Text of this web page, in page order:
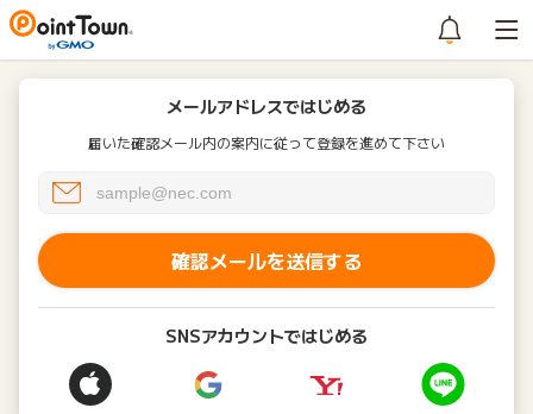
メールアドレスではじめる
届いた確認メール内の案内に従って登録を進めて下さい
確認メールを送信する
SNSアカウントではじめる